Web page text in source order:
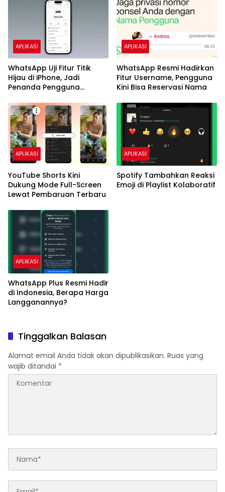
APLIKASI
WhatsApp Uji Fitur Titik
Hijau di iPhone, Jadi
Penanda Pengguna
APLIKASI
WhatsApp Resmi Hadirkan
Fitur Username, Pengguna
Kini Bisa Reservasi Nama
APLIKASI
YouTube Shorts Kini
Dukung Mode Full-Screen
Lewat Pembaruan Terbaru
APLIKASI
Spotify Tambahkan Reaksi
Emoji di Playlist Kolaboratif
APLIKASI
WhatsApp Plus Resmi Hadir
di Indonesia, Berapa Harga
Langganannya?
Tinggalkan Balasan
Alamat email Anda tidak akan dipublikasikan. Ruas yang
wajib ditandai *